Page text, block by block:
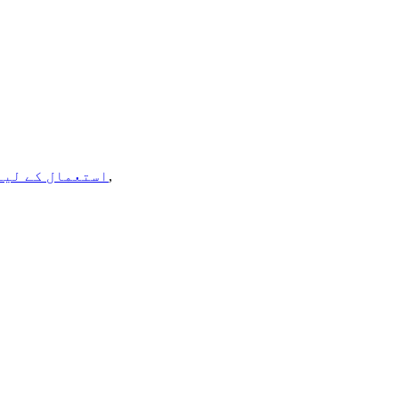
استعمال کے ,